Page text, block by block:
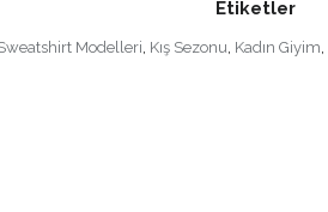
Etiketler
Sweatshirt Modelleri, Kış Sezonu, Kadın Giyim,